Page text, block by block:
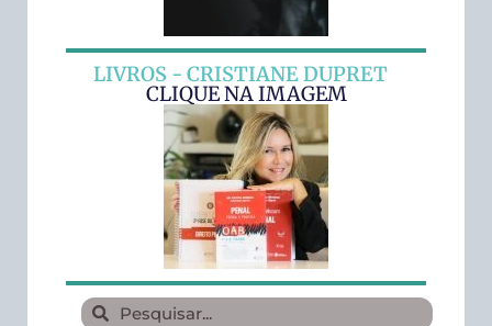
LIVROS - CRISTIANE DUPRET
CLIQUE NA IMAGEM